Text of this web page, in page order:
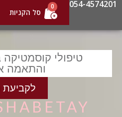
054-4574201
0
טיפולי קוסמטיקה
והתאמה
לקביעת